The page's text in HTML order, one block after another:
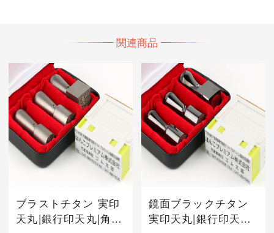
関連商品
ブラストチタン 実印
天丸|銀行印天丸|角
鏡面ブラックチタン
実印天丸|銀行印天丸|